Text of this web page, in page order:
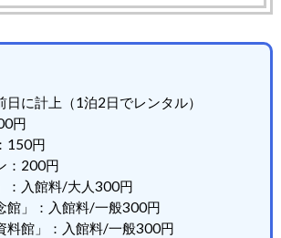
日に計上（1泊2日でレンタル）
円
150円
：200円
：入館料/大人300円
館」：入館料/一般300円
料館」：入館料/一般300円